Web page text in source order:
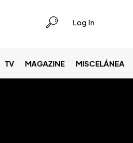
Log In
TV MAGAZINE MISCELÁNEA